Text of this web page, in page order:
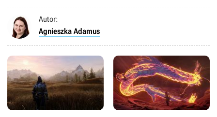
Autor:
Agnieszka Adamus